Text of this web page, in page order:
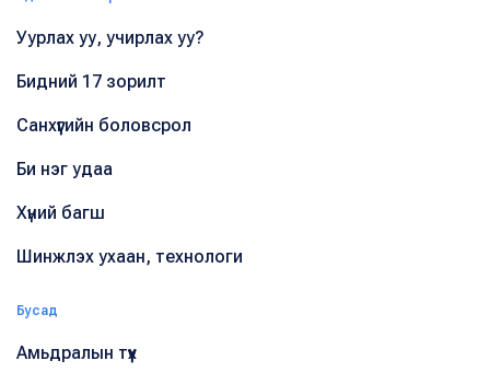
Уурлах уу, учирлах уу?
Бидний 17 зорилт
Санхүүгийн боловсрол
Би нэг удаа
Хүний багш
Шинжлэх ухаан, технологи
Бусад
Амьдралын түүх